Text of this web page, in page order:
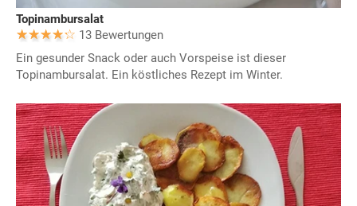
Topinambursalat
13 Bewertungen
Ein gesunder Snack oder auch Vorspeise ist dieser
Topinambursalat. Ein köstliches Rezept im Winter.